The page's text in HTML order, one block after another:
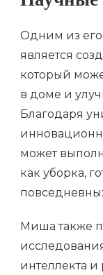
Одним из
является
который
в доме и
Благодаря
может
как уборка,
Миша также
интеллекта